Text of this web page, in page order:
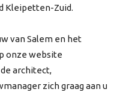
Kleipetten-Zuid.
van Salem en het
onze website
architect,
zich graag aan u